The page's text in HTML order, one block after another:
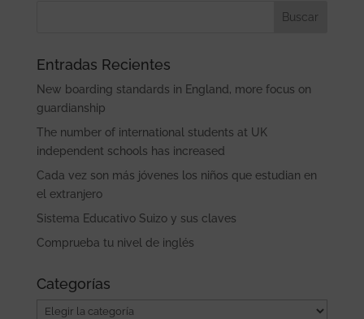
Entradas Recientes
New boarding standards in England, more focus on
guardianship
The number of international students at UK
independent schools has increased
Cada vez son más jóvenes los niños que estudian en
el extranjero
Sistema Educativo Suizo y sus claves
Comprueba tu nivel de inglés
Categorías
Categorías